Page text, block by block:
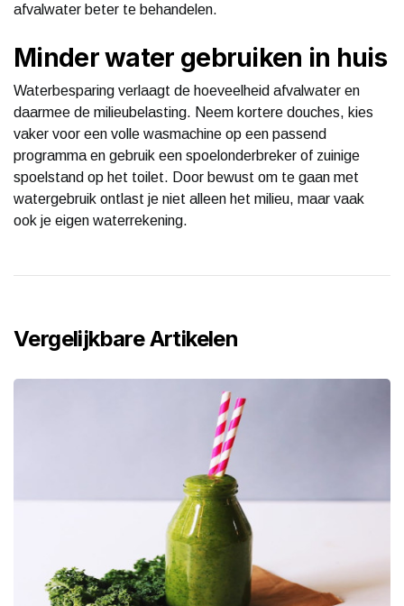
afvalwater beter te behandelen.
Minder water gebruiken in huis
Waterbesparing verlaagt de hoeveelheid afvalwater en
daarmee de milieubelasting. Neem kortere douches, kies
vaker voor een volle wasmachine op een passend
programma en gebruik een spoelonderbreker of zuinige
spoelstand op het toilet. Door bewust om te gaan met
watergebruik ontlast je niet alleen het milieu, maar vaak
ook je eigen waterrekening.
Vergelijkbare Artikelen